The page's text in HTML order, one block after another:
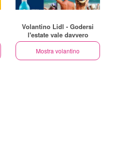
Volantino Lidl - Godersi
l'estate vale davvero
Mostra volantino